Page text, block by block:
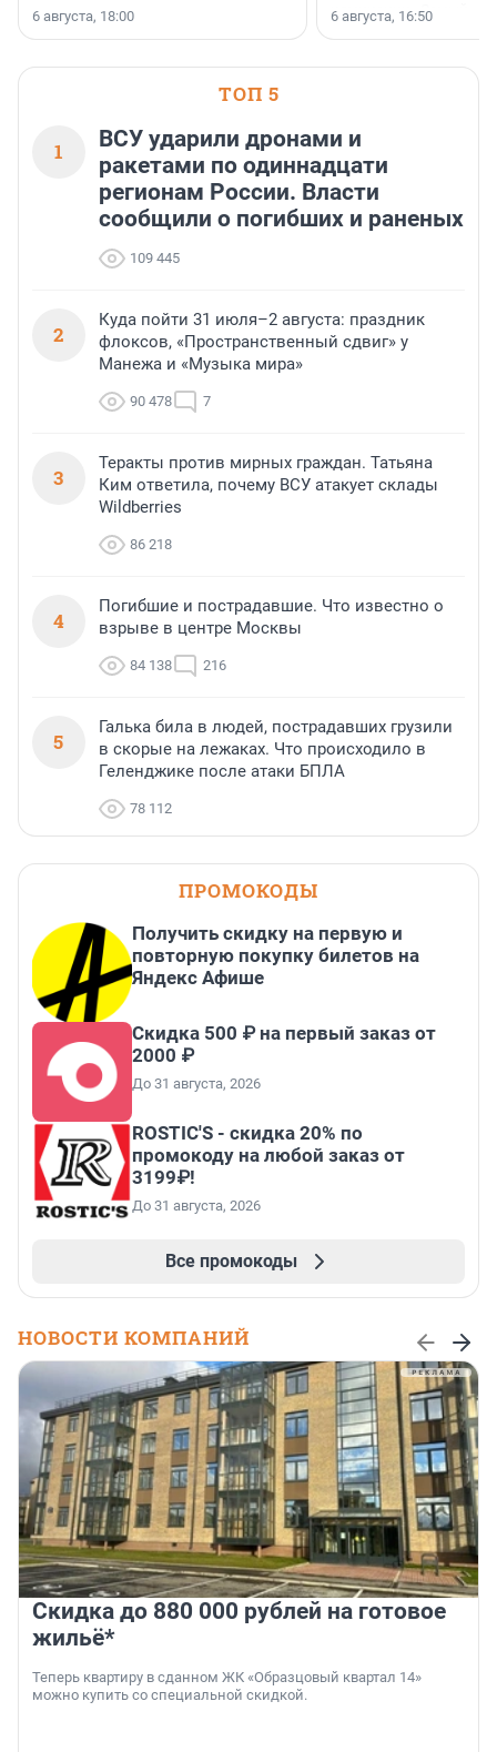
6 августа, 18:00
номинации «Самый
застройщик
области».
6 августа, 16:50
ТОП 5
1
ВСУ ударили дронами и
ракетами по одиннадцати
регионам России. Власти
сообщили о погибших и раненых
109 445
2
Куда пойти 31 июля–2 августа: праздник
флоксов, «Пространственный сдвиг» у
Манежа и «Музыка мира»
90 478 7
3
Теракты против мирных граждан. Татьяна
Ким ответила, почему ВСУ атакует склады
Wildberries
86 218
4
Погибшие и пострадавшие. Что известно о
взрыве в центре Москвы
84 138 216
5
Галька била в людей, пострадавших грузили
в скорые на лежаках. Что происходило в
Геленджике после атаки БПЛА
78 112
ПРОМОКОДЫ
Получить скидку на первую и
повторную покупку билетов на
Яндекс Афише
Скидка 500 ₽ на первый заказ от
2000 ₽
До 31 августа, 2026
ROSTIC'S - скидка 20% по
промокоду на любой заказ от
3199₽!
До 31 августа, 2026
Все промокоды
НОВОСТИ КОМПАНИЙ
Скидка до 880 000 рублей на готовое
жильё*
Теперь квартиру в сданном ЖК «Образцовый квартал 14»
можно купить со специальной скидкой.